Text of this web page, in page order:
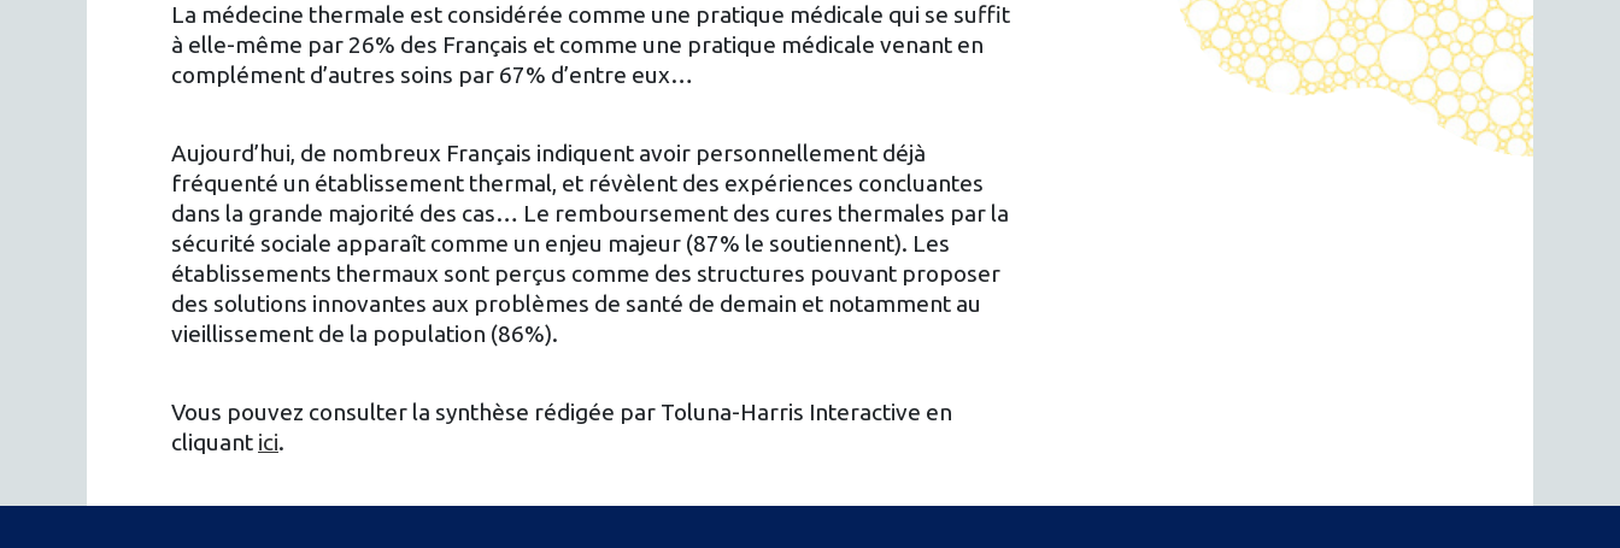
La médecine thermale est considérée comme une pratique médicale qui se suffit
à elle-même par 26% des Français et comme une pratique médicale venant en
complément d’autres soins par 67% d’entre eux…
Aujourd’hui, de nombreux Français indiquent avoir personnellement déjà
fréquenté un établissement thermal, et révèlent des expériences concluantes
dans la grande majorité des cas… Le remboursement des cures thermales par la
sécurité sociale apparaît comme un enjeu majeur (87% le soutiennent). Les
établissements thermaux sont perçus comme des structures pouvant proposer
des solutions innovantes aux problèmes de santé de demain et notamment au
vieillissement de la population (86%).
Vous pouvez consulter la synthèse rédigée par Toluna-Harris Interactive en
cliquant ici.